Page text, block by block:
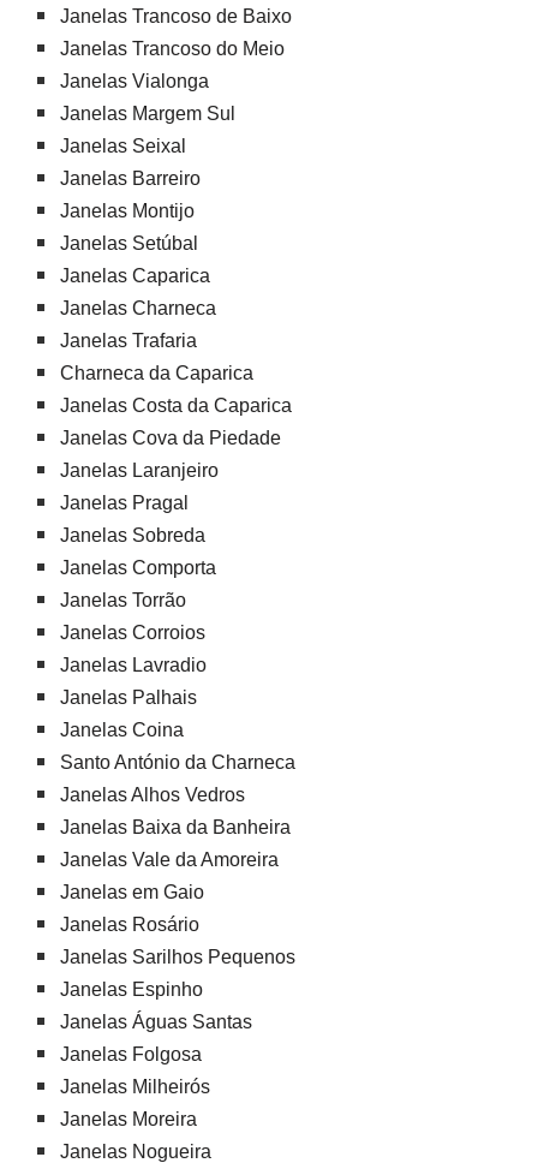
Janelas Trancoso de Baixo
Janelas Trancoso do Meio
Janelas Vialonga
Janelas Margem Sul
Janelas Seixal
Janelas Barreiro
Janelas Montijo
Janelas Setúbal
Janelas Caparica
Janelas Charneca
Janelas Trafaria
Charneca da Caparica
Janelas Costa da Caparica
Janelas Cova da Piedade
Janelas Laranjeiro
Janelas Pragal
Janelas Sobreda
Janelas Comporta
Janelas Torrão
Janelas Corroios
Janelas Lavradio
Janelas Palhais
Janelas Coina
Santo António da Charneca
Janelas Alhos Vedros
Janelas Baixa da Banheira
Janelas Vale da Amoreira
Janelas em Gaio
Janelas Rosário
Janelas Sarilhos Pequenos
Janelas Espinho
Janelas Águas Santas
Janelas Folgosa
Janelas Milheirós
Janelas Moreira
Janelas Nogueira